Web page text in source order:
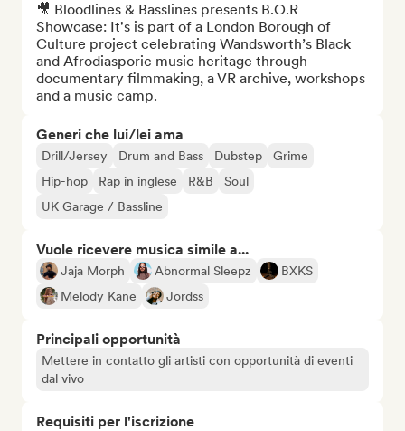
🎥 Bloodlines & Basslines presents B.O.R
Showcase: It's is part of a London Borough of
Culture project celebrating Wandsworth’s Black
and Afrodiasporic music heritage through
documentary filmmaking, a VR archive, workshops
and a music camp.
Generi che lui/lei ama
Drill/Jersey Drum and Bass Dubstep
Grime
Hip-hop
Rap in inglese R&B
Soul
UK Garage / Bassline
Vuole ricevere musica simile a...
Jaja Morph Abnormal Sleepz
BXKS
Melody Kane
Jordss
Principali opportunità
Mettere in contatto gli artisti con opportunità di eventi
dal vivo
Requisiti per l'iscrizione